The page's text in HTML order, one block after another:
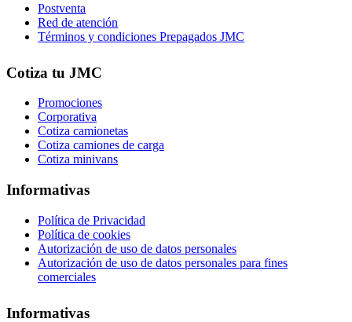
Postventa
Red de atención
Términos y condiciones Prepagados JMC
Cotiza tu JMC
Promociones
Corporativa
Cotiza camionetas
Cotiza camiones de carga
Cotiza minivans
Informativas
Política de Privacidad
Política de cookies
Autorización de uso de datos personales
Autorización de uso de datos personales para fines
comerciales
Informativas